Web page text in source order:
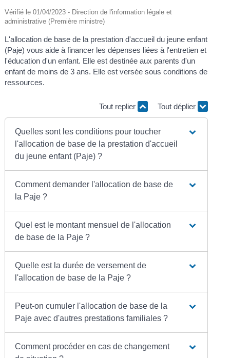
Vérifié le 01/04/2023 - Direction de l'information légale et
administrative (Première ministre)
L'allocation de base de la prestation d'accueil du jeune enfant
(Paje) vous aide à financer les dépenses liées à l'entretien et
l'éducation d'un enfant. Elle est destinée aux parents d'un
enfant de moins de 3 ans. Elle est versée sous conditions de
ressources.
Tout replier Tout déplier
Quelles sont les conditions pour toucher
l'allocation de base de la prestation d'accueil
du jeune enfant (Paje) ?
Comment demander l'allocation de base de
la Paje ?
Quel est le montant mensuel de l'allocation
de base de la Paje ?
Quelle est la durée de versement de
l'allocation de base de la Paje ?
Peut-on cumuler l'allocation de base de la
Paje avec d'autres prestations familiales ?
Comment procéder en cas de changement